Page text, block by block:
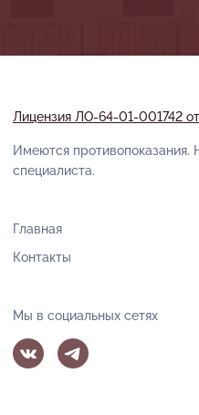
Лицензия ЛО-64-01-001742
Имеются противопоказания.
специалиста.
Главная
Контакты
Мы в социальных сетях